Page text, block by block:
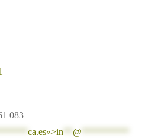
083
ca.es«>in** @ **********